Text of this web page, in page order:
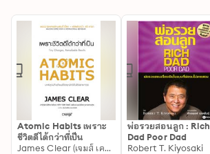
Atomic Habits เพราะ
ชีวิตดีได้กว่าที่เป็น
James Clear (เจมส์ เคลียร์)
พ่อรวยสอนลูก : Rich
Dad Poor Dad
Robert T. Kiyosaki